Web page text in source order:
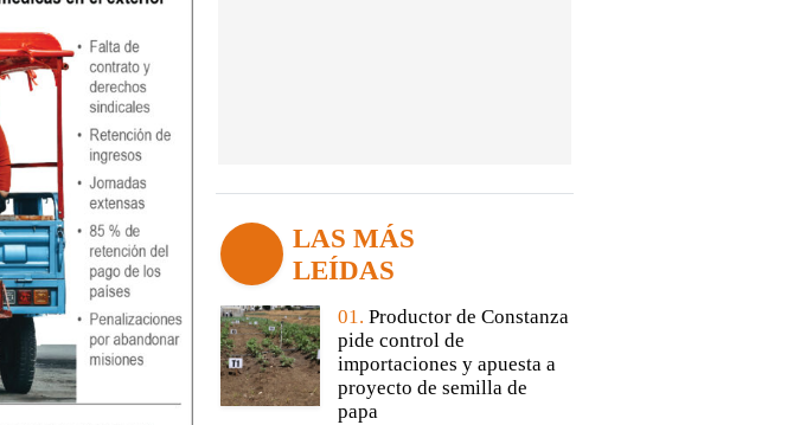
LAS MÁS
LEÍDAS
01. Productor de Constanza
pide control de
importaciones y apuesta a
proyecto de semilla de
papa